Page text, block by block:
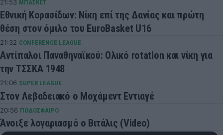
21:53 ΜΠΑΣΚΕΤ
Εθνική Κορασίδων: Νίκη επί της Δανίας και πρώτη
θέση στον όμιλο του EuroBasket U16
21:32 CONFERENCE LEAGUE
Αντίπαλοι Παναθηναϊκού: Ολικό rotation και νίκη για
την ΤΣΣΚΑ 1948
21:06 SUPER LEAGUE
Στον Λεβαδειακό ο Μοχάμεντ Εντιαγέ
20:56 ΠΟΔΟΣΦΑΙΡΟ
Άνοιξε λογαριασμό ο Βιτάλις (Video)